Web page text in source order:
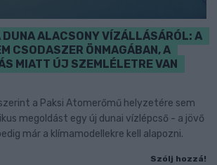
DUNA ALACSONY VÍZÁLLÁSÁRÓL: A
CSODASZER ÖNMAGÁBAN, A
MIATT ÚJ SZEMLÉLETRE VAN
a Paksi Atomerőmű helyzetére sem
megoldást egy új dunai vízlépcső - a jövő
már a klímamodellekre kell alapozni.
Szólj hozzá!